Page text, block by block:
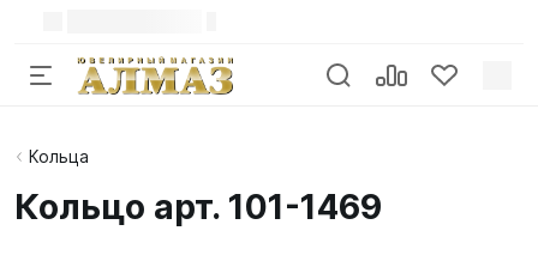
Кольца
Кольцо арт. 101-1469